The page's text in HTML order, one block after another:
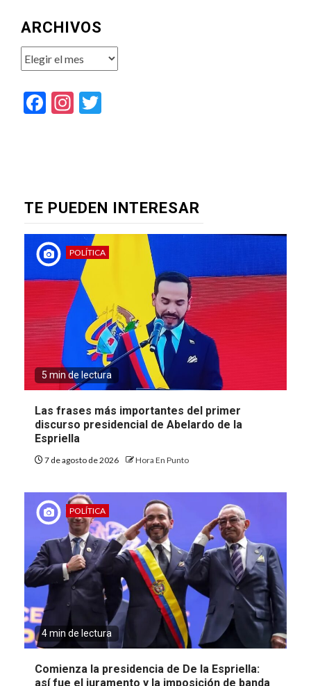
ARCHIVOS
Archivos
Facebook
Instagram
TE PUEDEN INTERESAR
POLÍTICA
5 min de lectura
Las frases más importantes del primer
discurso presidencial de Abelardo de la
Espriella
7 de agosto de 2026 Hora En Punto
POLÍTICA
4 min de lectura
Comienza la presidencia de De la Espriella:
así fue el juramento y la imposición de banda